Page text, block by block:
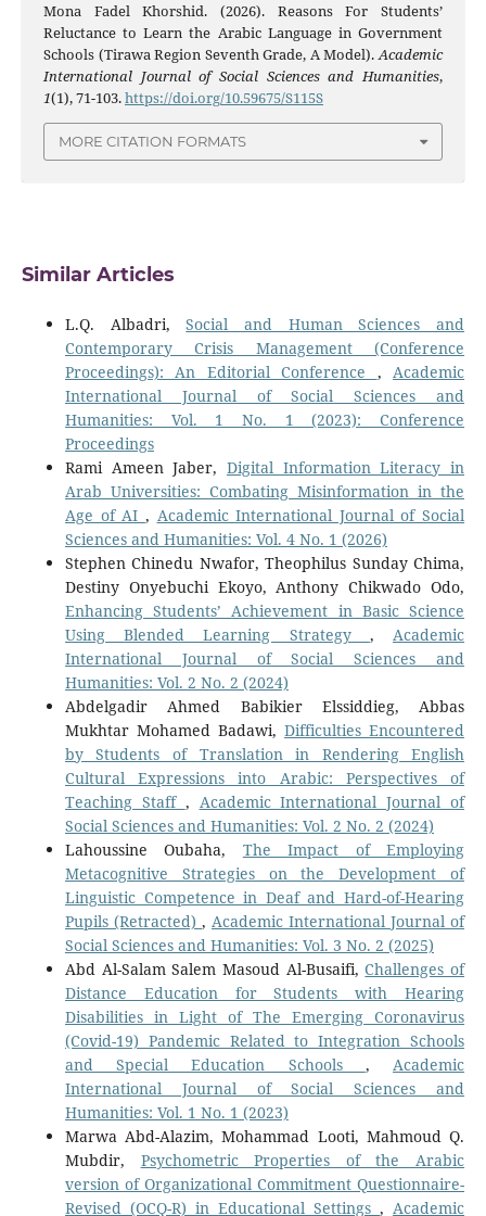
Mona Fadel Khorshid. (2026). Reasons For Students’
Reluctance to Learn the Arabic Language in Government
Schools (Tirawa Region Seventh Grade, A Model).Academic
International Journal of Social Sciences and Humanities,
1(1), 71-103.https://doi.org/10.59675/S115S
MORE CITATION FORMATS
Similar Articles
L.Q. Albadri,Social and Human Sciences and
Contemporary Crisis Management (Conference
Proceedings): An Editorial Conference , Academic
International Journal of Social Sciences and
Humanities: Vol. 1 No. 1 (2023): Conference
Proceedings
Rami Ameen Jaber, Digital Information Literacy in
Arab Universities: Combating Misinformation in the
Age of AI , Academic International Journal of Social
Sciences and Humanities: Vol. 4 No. 1 (2026)
Stephen Chinedu Nwafor, Theophilus Sunday Chima,
Destiny Onyebuchi Ekoyo, Anthony Chikwado Odo,
Enhancing Students’ Achievement in Basic Science
Using Blended Learning Strategy , Academic
International Journal of Social Sciences and
Humanities: Vol. 2 No. 2 (2024)
Abdelgadir Ahmed Babikier Elssiddieg, Abbas
Mukhtar Mohamed Badawi,Difficulties Encountered
by Students of Translation in Rendering English
Cultural Expressions into Arabic: Perspectives of
Teaching Staff , Academic International Journal of
Social Sciences and Humanities: Vol. 2 No. 2 (2024)
Lahoussine Oubaha, The Impact of Employing
Metacognitive Strategies on the Development of
Linguistic Competence in Deaf and Hard-of-Hearing
Pupils (Retracted) , Academic International Journal of
Social Sciences and Humanities: Vol. 3 No. 2 (2025)
Abd Al-Salam Salem Masoud Al-Busaifi,Challenges of
Distance Education for Students with Hearing
Disabilities in Light of The Emerging Coronavirus
(Covid-19) Pandemic Related to Integration Schools
and Special Education Schools , Academic
International Journal of Social Sciences and
Humanities: Vol. 1 No. 1 (2023)
Marwa Abd-Alazim, Mohammad Looti, Mahmoud Q.
Mubdir, Psychometric Properties of the Arabic
version of Organizational Commitment Questionnaire-
Revised (OCQ-R) in Educational Settings, Academic